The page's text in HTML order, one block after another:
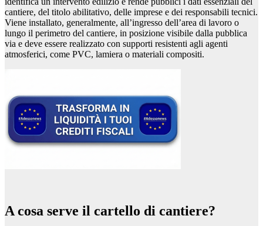
cantiere, del titolo abilitativo, delle imprese e dei responsabili tecnici.
Viene installato, generalmente, all’ingresso dell’area di lavoro o
lungo il perimetro del cantiere, in posizione visibile dalla pubblica
via e deve essere realizzato con supporti resistenti agli agenti
atmosferici, come PVC, lamiera o materiali compositi.
A cosa serve il cartello di cantiere?